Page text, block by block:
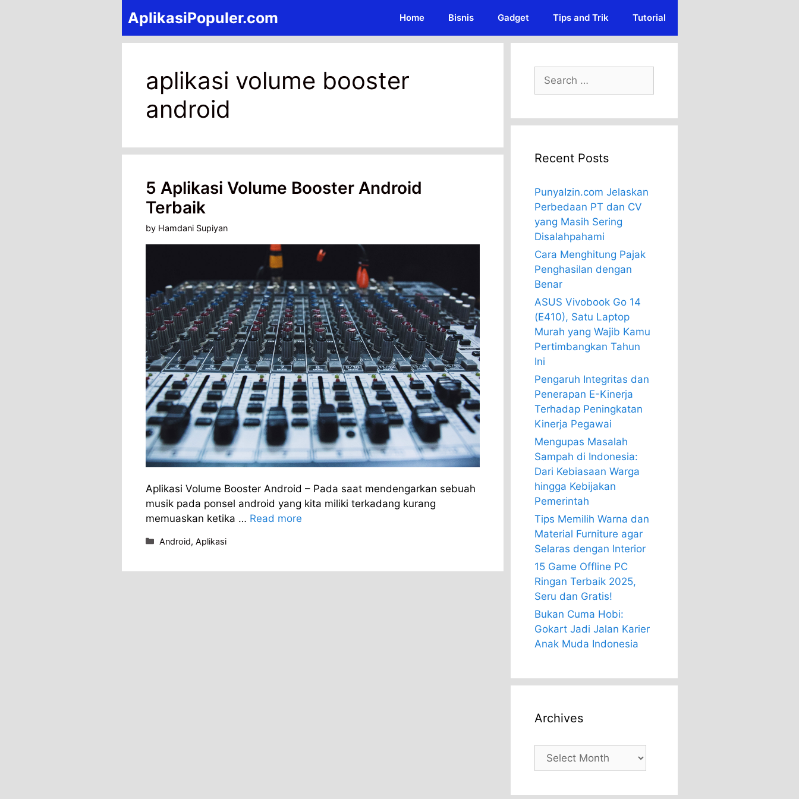
AplikasiPopuler.com Home Bisnis Gadget Tips and Trik Tutorial
aplikasi volume booster
android
5 Aplikasi Volume Booster Android
Terbaik
by Hamdani Supiyan
Aplikasi Volume Booster Android – Pada saat mendengarkan sebuah
musik pada ponsel android yang kita miliki terkadang kurang
memuaskan ketika … Read more
Categories
Android, Aplikasi
Search
for:
Recent Posts
PunyaIzin.com Jelaskan
Perbedaan PT dan CV
yang Masih Sering
Disalahpahami
Cara Menghitung Pajak
Penghasilan dengan
Benar
ASUS Vivobook Go 14
(E410), Satu Laptop
Murah yang Wajib Kamu
Pertimbangkan Tahun
Ini
Pengaruh Integritas dan
Penerapan E-Kinerja
Terhadap Peningkatan
Kinerja Pegawai
Mengupas Masalah
Sampah di Indonesia:
Dari Kebiasaan Warga
hingga Kebijakan
Pemerintah
Tips Memilih Warna dan
Material Furniture agar
Selaras dengan Interior
15 Game Offline PC
Ringan Terbaik 2025,
Seru dan Gratis!
Bukan Cuma Hobi:
Gokart Jadi Jalan Karier
Anak Muda Indonesia
Archives
Archives